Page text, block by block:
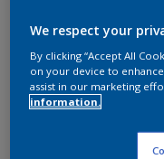
χώρο σας
του
Αυτοί οι γήινοι
We respect your
By clicking “Accept All
on your device to
assist in our marketing
information.